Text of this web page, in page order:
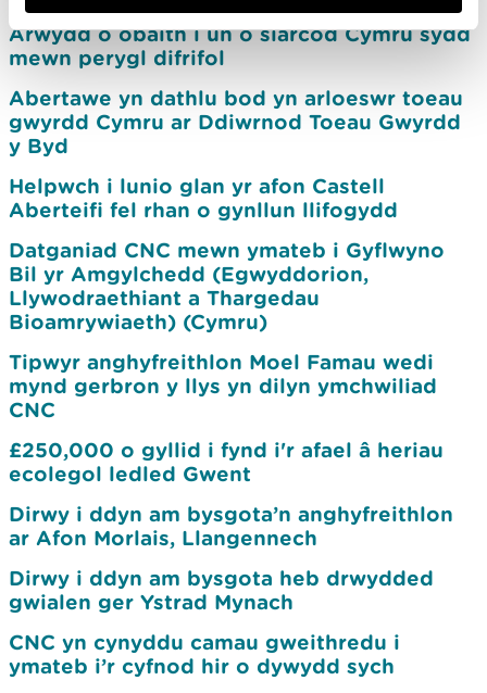
Arwydd o obaith i un o siarcod Cymru sydd
mewn perygl difrifol
Abertawe yn dathlu bod yn arloeswr toeau
gwyrdd Cymru ar Ddiwrnod Toeau Gwyrdd
y Byd
Helpwch i lunio glan yr afon Castell
Aberteifi fel rhan o gynllun llifogydd
Datganiad CNC mewn ymateb i Gyflwyno
Bil yr Amgylchedd (Egwyddorion,
Llywodraethiant a Thargedau
Bioamrywiaeth) (Cymru)
Tipwyr anghyfreithlon Moel Famau wedi
mynd gerbron y llys yn dilyn ymchwiliad
CNC
£250,000 o gyllid i fynd i'r afael â heriau
ecolegol ledled Gwent
Dirwy i ddyn am bysgota’n anghyfreithlon
ar Afon Morlais, Llangennech
Dirwy i ddyn am bysgota heb drwydded
gwialen ger Ystrad Mynach
CNC yn cynyddu camau gweithredu i
ymateb i’r cyfnod hir o dywydd sych